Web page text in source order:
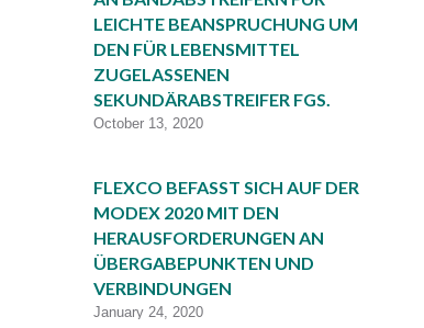
LEICHTE BEANSPRUCHUNG UM
DEN FÜR LEBENSMITTEL
ZUGELASSENEN
SEKUNDÄRABSTREIFER FGS.
October 13, 2020
FLEXCO BEFASST SICH AUF DER
MODEX 2020 MIT DEN
HERAUSFORDERUNGEN AN
ÜBERGABEPUNKTEN UND
VERBINDUNGEN
January 24, 2020